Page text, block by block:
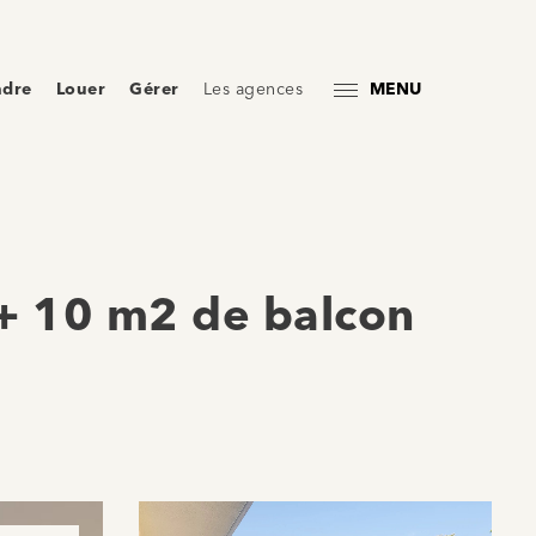
Louer Gérer Les agences MENU
10 m2 de balcon